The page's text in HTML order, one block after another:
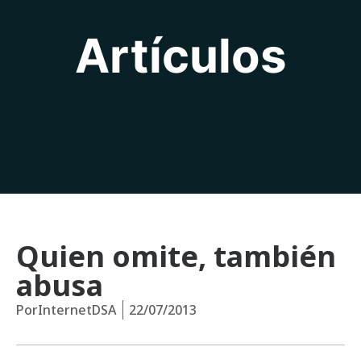
Artículos
Quien omite, también
abusa
PorInternetDSA 22/07/2013